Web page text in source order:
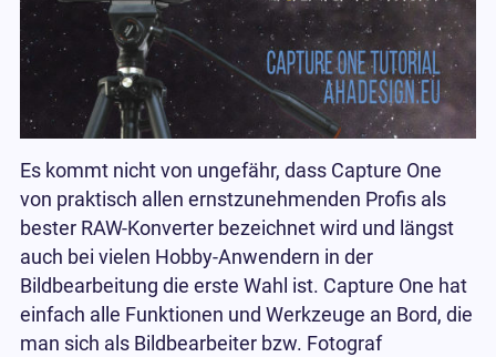
Es kommt nicht von ungefähr, dass Capture One
von praktisch allen ernstzunehmenden Profis als
bester RAW-Konverter bezeichnet wird und längst
auch bei vielen Hobby-Anwendern in der
Bildbearbeitung die erste Wahl ist. Capture One hat
einfach alle Funktionen und Werkzeuge an Bord, die
man sich als Bildbearbeiter bzw. Fotograf